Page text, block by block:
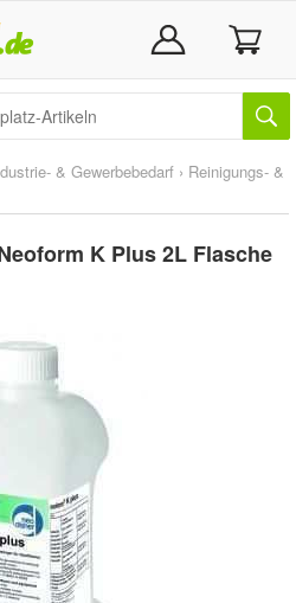
& Gewerbebedarf › Reinigungs- &
K Plus 2L Flasche